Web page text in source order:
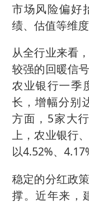
市场风险偏好
绩、估值等维
从全行业来看
较强的回暖信
农业银行一季
长，增幅分别
方面，5家大
上，农业银行
以4.52%、
稳定的分红政
撑。近年来，